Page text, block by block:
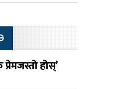
प्रेमजस्तो होस्’